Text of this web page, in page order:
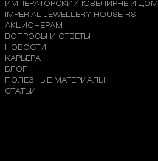
ИМПЕРАТОРСКИЙ ЮВЕЛИРНЫЙ ДОМ
IMPERIAL JEWELLERY HOUSE RS
АКЦИОНЕРАМ
ВОПРОСЫ И ОТВЕТЫ
НОВОСТИ
КАРЬЕРА
БЛОГ
ПОЛЕЗНЫЕ МАТЕРИАЛЫ
СТАТЬИ